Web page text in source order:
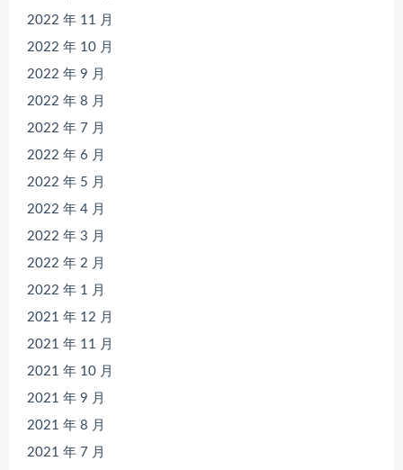
2022 年 11 月
2022 年 10 月
2022 年 9 月
2022 年 8 月
2022 年 7 月
2022 年 6 月
2022 年 5 月
2022 年 4 月
2022 年 3 月
2022 年 2 月
2022 年 1 月
2021 年 12 月
2021 年 11 月
2021 年 10 月
2021 年 9 月
2021 年 8 月
2021 年 7 月